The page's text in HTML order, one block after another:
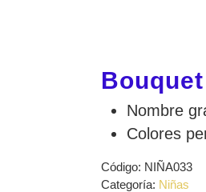
Nombre
Colores
Código: NIÑA033
Categoría: Niñas